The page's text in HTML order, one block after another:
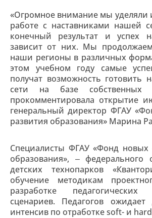
«Огромное внимание мы уделяли
работе с наставниками нашей
конечный результат и успех
зависит от них. Мы
наши регионы в различных
этом учебном году самые
получат возможность готовить
сети на базе собственных
прокомментировала открытие
генеральный директор ФГАУ
развития образования» Марина
Специалисты ФГАУ «Фонд новых
образования», ‒ федерального
детских технопарков
обучение методикам
разработке
сценариев. Педагогов ожидает
интенсив по отработке soft- и